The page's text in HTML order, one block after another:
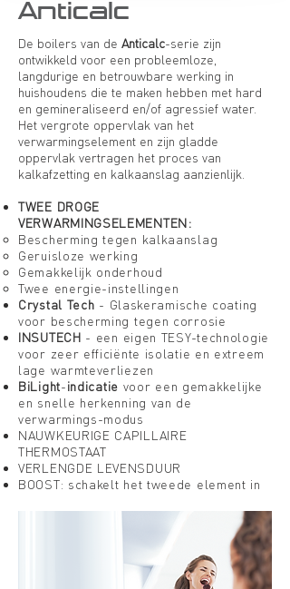
Anticalc
De boilers van de Anticalc-serie zijn
ontwikkeld voor een probleemloze,
langdurige en betrouwbare werking in
huishoudens die te maken hebben met hard
en gemineraliseerd en/of agressief water.
Het vergrote oppervlak van het
verwarmingselement en zijn gladde
oppervlak vertragen het proces van
kalkafzetting en kalkaanslag aanzienlijk.
TWEE DROGE
VERWARMINGSELEMENTEN:
Bescherming tegen kalkaanslag
Geruisloze werking
Gemakkelijk onderhoud
Twee energie-instellingen
Crystal Tech - Glaskeramische coating
voor bescherming tegen corrosie
INSUTECH - een eigen TESY-technologie
voor zeer efficiënte isolatie en extreem
lage warmteverliezen
BiLight-indicatie voor een gemakkelijke
en snelle herkenning van de
verwarmings-modus
NAUWKEURIGE CAPILLAIRE
THERMOSTAAT
VERLENGDE LEVENSDUUR
BOOST: schakelt het tweede element in